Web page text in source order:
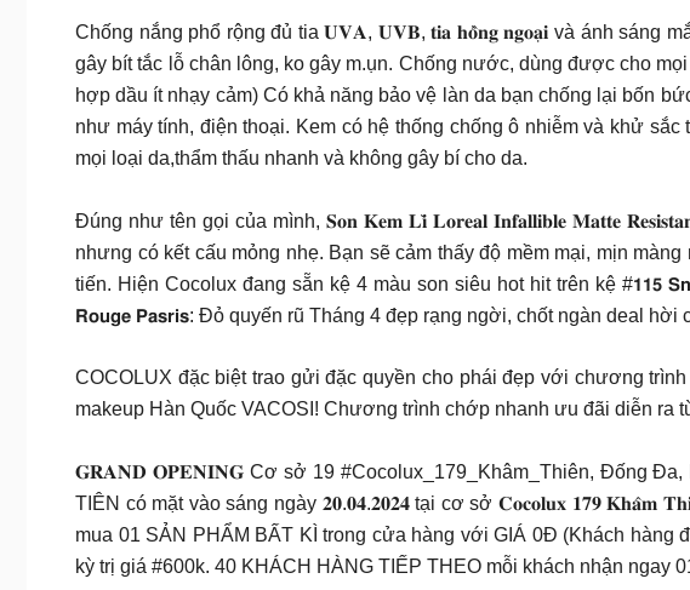
Chống nắng phổ rộng đủ tia 𝐔𝐕𝐀, 𝐔𝐕𝐁, 𝐭𝐢𝐚 𝐡𝐨̂̀𝐧𝐠 𝐧𝐠𝐨𝐚̣𝐢 và ánh sáng
gây bít tắc lỗ chân lông, ko gây m.ụn. Chống nước, dùng được cho
hợp dầu ít nhạy cảm) Có khả năng bảo vệ làn da bạn chống lại bốn
như máy tính, điện thoại. Kem có hệ thống chống ô nhiễm và khử
mọi loại da,thẩm thấu nhanh và không gây bí cho da.
Đúng như tên gọi của mình, 𝐒𝐨𝐧 𝐊𝐞𝐦 𝐋𝐢̀ 𝐋𝐨𝐫𝐞𝐚𝐥 𝐈𝐧𝐟𝐚𝐥𝐥𝐢𝐛𝐥𝐞 𝐌𝐚𝐭𝐭𝐞
nhưng có kết cấu mỏng nhẹ. Bạn sẽ cảm thấy độ mềm mại, mịn
tiến. Hiện Cocolux đang sẵn kệ 4 màu son siêu hot hit trên kệ #𝟭𝟭𝟱
𝗥𝗼𝘂𝗴𝗲 𝗣𝗮𝘀𝗿𝗶𝘀: Đỏ quyến rũ Tháng 4 đẹp rạng ngời, chốt ngàn deal
COCOLUX đặc biệt trao gửi đặc quyền cho phái đẹp với chương
makeup Hàn Quốc VACOSI! Chương trình chớp nhanh ưu đãi diễn ra
𝐆𝐑𝐀𝐍𝐃 𝐎𝐏𝐄𝐍𝐈𝐍𝐆 Cơ sở 19 #Cocolux_179_Khâm_Thiên, Đống Đa,
TIÊN có mặt vào sáng ngày 𝟐𝟎.𝟎𝟒.𝟐𝟎𝟐𝟒 tại cơ sở 𝐂𝐨𝐜𝐨𝐥𝐮𝐱 𝟏𝟕𝟗 𝐊𝐡𝐚̂𝐦
mua 01 SẢN PHẨM BẤT KÌ trong cửa hàng với GIÁ 0Đ (Khách
kỳ trị giá #600k. 40 KHÁCH HÀNG TIẾP THEO mỗi khách nhận ngay